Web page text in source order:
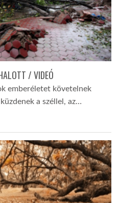
/ VIDEÓ
emberéletet követelnek
a széllel, az…